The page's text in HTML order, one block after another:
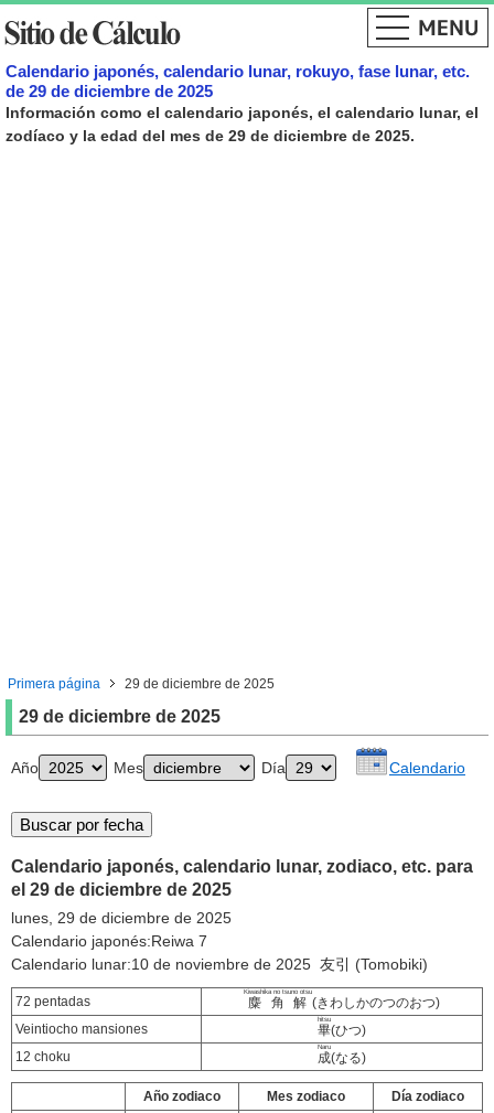
Calendario japonés, calendario lunar, rokuyo, fase lunar, etc.
de 29 de diciembre de 2025
Información como el calendario japonés, el calendario lunar, el
zodíaco y la edad del mes de 29 de diciembre de 2025.
Primera página 29 de diciembre de 2025
29 de diciembre de 2025
Año Mes Día Calendario
Calendario japonés, calendario lunar, zodiaco, etc. para
el 29 de diciembre de 2025
lunes, 29 de diciembre de 2025
Calendario japonés:Reiwa 7
Calendario lunar:10 de noviembre de 2025 友引 (Tomobiki)
72 pentadas 麋角解
Kiwashika no tsuno otsu
(きわしかのつのおつ)
Veintiocho mansiones
畢
hitsu
(ひつ)
12 choku
成
Naru
(なる)
Año zodiaco Mes zodiaco Día zodiaco